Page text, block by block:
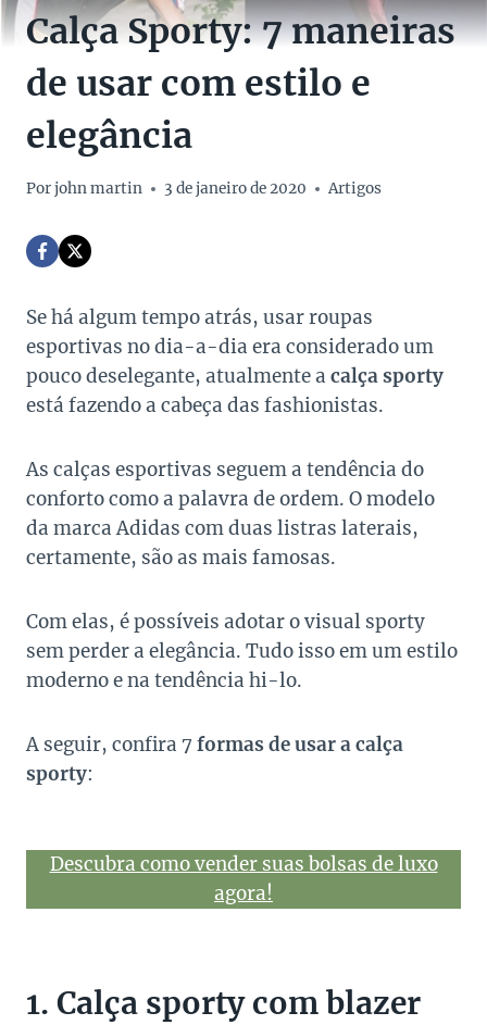
Calça Sporty: 7 maneiras
de usar com estilo e
elegância
Porjohn martin 3 de janeiro de 2020 Artigos
Se há algum tempo atrás, usar roupas
esportivas no dia-a-dia era considerado um
pouco deselegante, atualmente a calça sporty
está fazendo a cabeça das fashionistas.
As calças esportivas seguem a tendência do
conforto como a palavra de ordem. O modelo
da marca Adidas com duas listras laterais,
certamente, são as mais famosas.
Com elas, é possíveis adotar o visual sporty
sem perder a elegância. Tudo isso em um estilo
moderno e na tendência hi-lo.
A seguir, confira 7formas de usar a calça
sporty:
Descubra como vender suas bolsas de luxo
agora!
1. Calça sporty com blazer